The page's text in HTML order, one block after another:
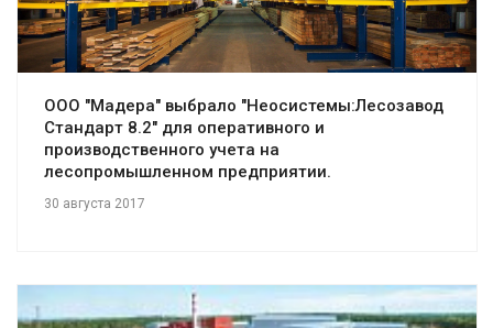
ООО "Мадера" выбрало "Неосистемы:Лесозавод
Стандарт 8.2" для оперативного и
производственного учета на
лесопромышленном предприятии.
30 августа 2017